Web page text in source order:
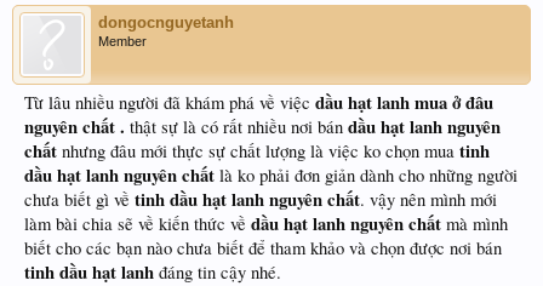
dongocnguyetanh
Member
Từ lâu nhiều người đã khám phá về việc dầu hạt lanh mua ở đâu
nguyên chất . thật sự là có rất nhiều nơi bán dầu hạt lanh nguyên
chất nhưng đâu mới thực sự chất lượng là việc ko chọn mua tinh
dầu hạt lanh nguyên chất là ko phải đơn giản dành cho những người
chưa biết gì về tinh dầu hạt lanh nguyên chất. vậy nên mình mới
làm bài chia sẽ về kiến thức về dầu hạt lanh nguyên chất mà mình
biết cho các bạn nào chưa biết để tham khảo và chọn được nơi bán
tinh dầu hạt lanh đáng tin cậy nhé.